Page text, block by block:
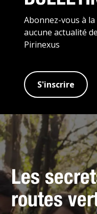
Abonnez-vous à
aucune actualité
Pirinexus
S'inscrire
Les
routes